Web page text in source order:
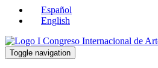
Español
English
Toggle navigation